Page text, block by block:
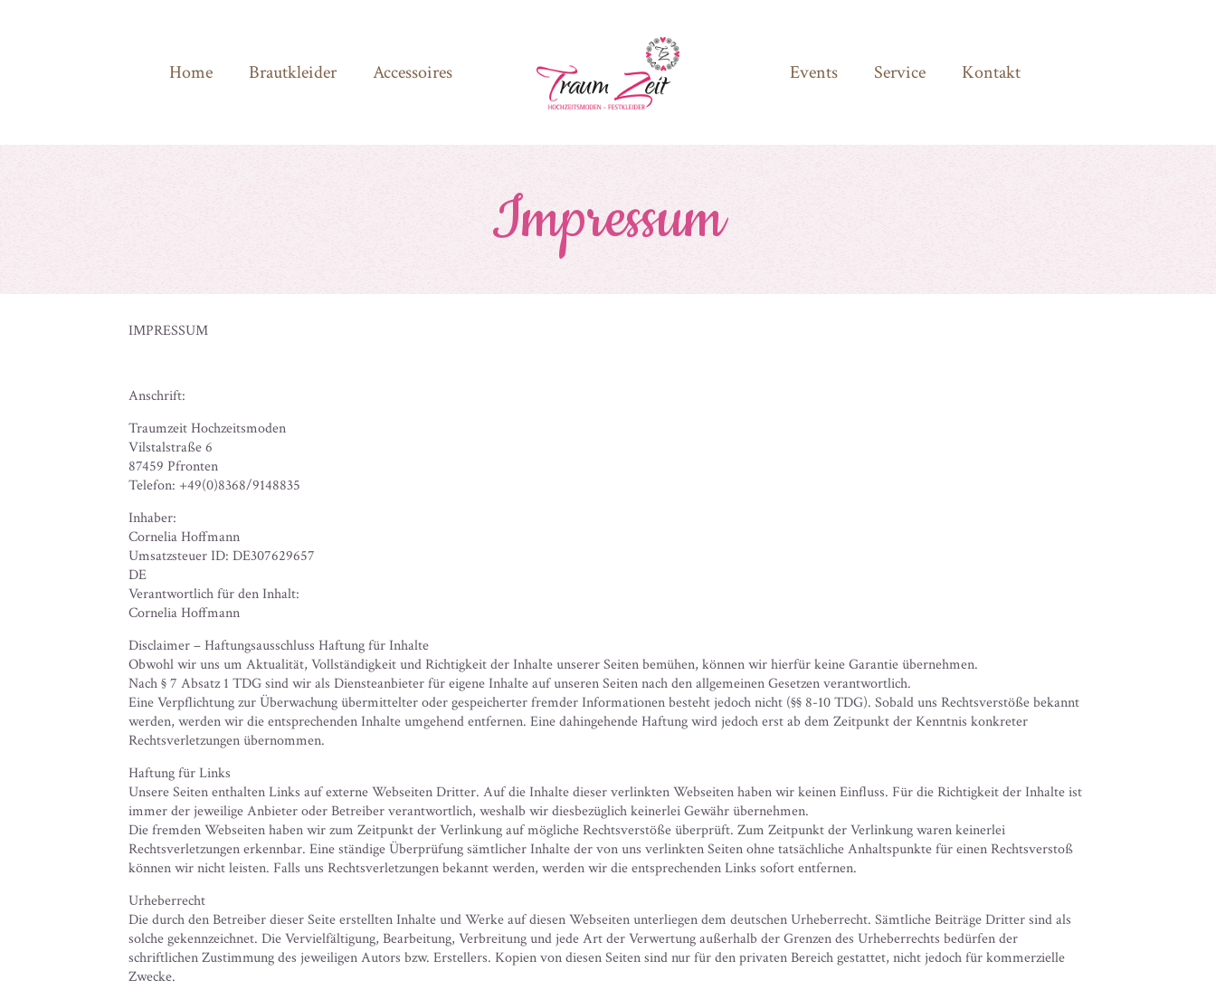
Home Brautkleider Accessoires Events Service Kontakt
Impressum
IMPRESSUM
Anschrift:
Traumzeit Hochzeitsmoden
Vilstalstraße 6
87459 Pfronten
Telefon: +49(0)8368/9148835
Inhaber:
Cornelia Hoffmann
Umsatzsteuer ID: DE307629657
DE
Verantwortlich für den Inhalt:
Cornelia Hoffmann
Disclaimer – Haftungsausschluss Haftung für Inhalte
Obwohl wir uns um Aktualität, Vollständigkeit und Richtigkeit der Inhalte unserer Seiten bemühen, können wir hierfür keine Garantie übernehmen.
Nach § 7 Absatz 1 TDG sind wir als Diensteanbieter für eigene Inhalte auf unseren Seiten nach den allgemeinen Gesetzen verantwortlich.
Eine Verpflichtung zur Überwachung übermittelter oder gespeicherter fremder Informationen besteht jedoch nicht (§§ 8-10 TDG). Sobald uns Rechtsverstöße bekannt
werden, werden wir die entsprechenden Inhalte umgehend entfernen. Eine dahingehende Haftung wird jedoch erst ab dem Zeitpunkt der Kenntnis konkreter
Rechtsverletzungen übernommen.
Haftung für Links
Unsere Seiten enthalten Links auf externe Webseiten Dritter. Auf die Inhalte dieser verlinkten Webseiten haben wir keinen Einfluss. Für die Richtigkeit der Inhalte ist
immer der jeweilige Anbieter oder Betreiber verantwortlich, weshalb wir diesbezüglich keinerlei Gewähr übernehmen.
Die fremden Webseiten haben wir zum Zeitpunkt der Verlinkung auf mögliche Rechtsverstöße überprüft. Zum Zeitpunkt der Verlinkung waren keinerlei
Rechtsverletzungen erkennbar. Eine ständige Überprüfung sämtlicher Inhalte der von uns verlinkten Seiten ohne tatsächliche Anhaltspunkte für einen Rechtsverstoß
können wir nicht leisten. Falls uns Rechtsverletzungen bekannt werden, werden wir die entsprechenden Links sofort entfernen.
Urheberrecht
Die durch den Betreiber dieser Seite erstellten Inhalte und Werke auf diesen Webseiten unterliegen dem deutschen Urheberrecht. Sämtliche Beiträge Dritter sind als
solche gekennzeichnet. Die Vervielfältigung, Bearbeitung, Verbreitung und jede Art der Verwertung außerhalb der Grenzen des Urheberrechts bedürfen der
schriftlichen Zustimmung des jeweiligen Autors bzw. Erstellers. Kopien von diesen Seiten sind nur für den privaten Bereich gestattet, nicht jedoch für kommerzielle
Zwecke.